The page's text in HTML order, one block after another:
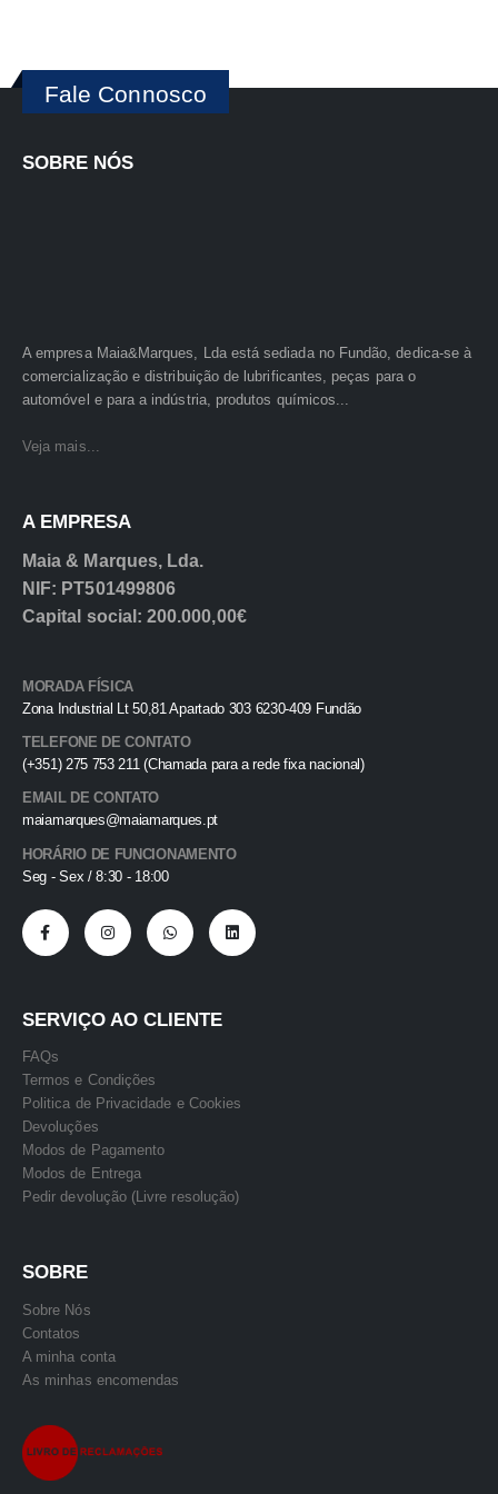
Fale Connosco
SOBRE NÓS
A empresa Maia&Marques, Lda está sediada no Fundão, dedica-se à
comercialização e distribuição de lubrificantes, peças para o
automóvel e para a indústria, produtos químicos...
Veja mais...
A EMPRESA
Maia & Marques, Lda.
NIF: PT501499806
Capital social: 200.000,00€
MORADA FÍSICA
Zona Industrial Lt 50,81 Apartado 303 6230-409 Fundão
TELEFONE DE CONTATO
(+351) 275 753 211 (Chamada para a rede fixa nacional)
EMAIL DE CONTATO
maiamarques@maiamarques.pt
HORÁRIO DE FUNCIONAMENTO
Seg - Sex / 8:30 - 18:00
SERVIÇO AO CLIENTE
FAQs
Termos e Condições
Politica de Privacidade e Cookies
Devoluções
Modos de Pagamento
Modos de Entrega
Pedir devolução (Livre resolução)
SOBRE
Sobre Nós
Contatos
A minha conta
As minhas encomendas